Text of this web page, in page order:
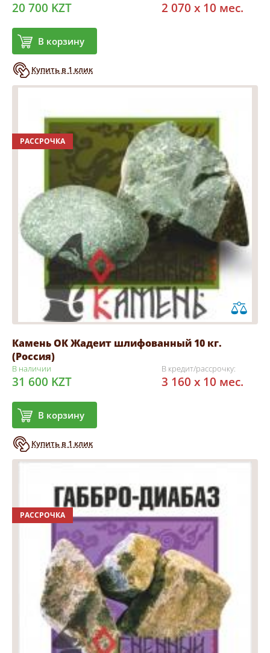
20 700 KZT
В корзину
Купить в 1 клик
2 070 x 10 мес.
РАССРОЧКА
Камень ОК Жадеит шлифованный 10 кг.
(Россия)
В наличии
31 600 KZT
В корзину
Купить в 1 клик
В кредит/рассрочку:
3 160 x 10 мес.
РАССРОЧКА